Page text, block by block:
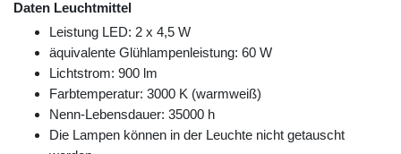
Daten Leuchtmittel
Leistung LED: 2 x 4,5 W
äquivalente Glühlampenleistung: 60 W
Lichtstrom: 900 lm
Farbtemperatur: 3000 K (warmweiß)
Nenn-Lebensdauer: 35000 h
Die Lampen können in der Leuchte nicht getauscht